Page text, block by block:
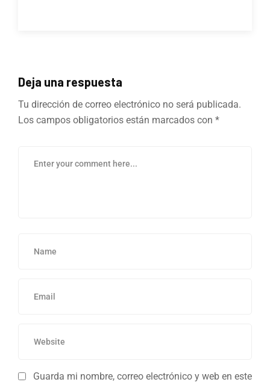
Deja una respuesta
Tu dirección de correo electrónico no será publicada.
Los campos obligatorios están marcados con *
Guarda mi nombre, correo electrónico y web en este